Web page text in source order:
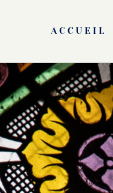
ACCUEIL